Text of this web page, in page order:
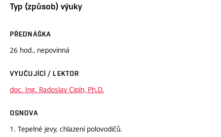
Typ (způsob) výuky
PŘEDNÁŠKA
26 hod., nepovinná
VYUČUJÍCÍ / LEKTOR
doc. Ing. Radoslav Cipín, Ph.D.
OSNOVA
1. Tepelné jevy, chlazení polovodičů.